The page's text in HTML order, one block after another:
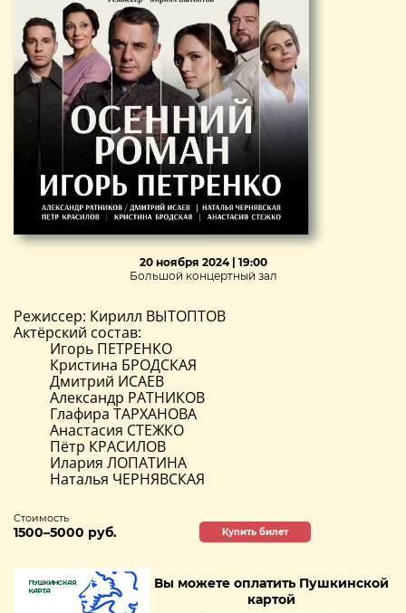
20 ноября 2024 | 19:00
Большой концертный зал
Режиссер: Кирилл ВЫТОПТОВ
Актёрский состав:
Игорь ПЕТРЕНКО
Кристина БРОДСКАЯ
Дмитрий ИСАЕВ
Александр РАТНИКОВ
Глафира ТАРХАНОВА
Анастасия СТЕЖКО
Пётр КРАСИЛОВ
Илария ЛОПАТИНА
Наталья ЧЕРНЯВСКАЯ
Стоимость
1500–5000 руб. Купить билет
Вы можете оплатить Пушкинской
картой